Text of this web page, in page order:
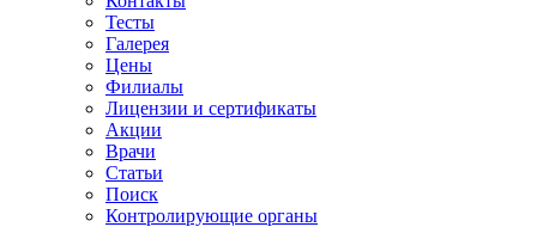
Тесты
Галерея
Цены
Филиалы
Лицензии и сертификаты
Акции
Врачи
Статьи
Поиск
Контролирующие органы